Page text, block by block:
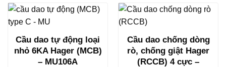
Cầu dao tự động loại
nhỏ 6KA Hager (MCB)
– MU106A
Cầu dao chống dòng
rò, chống giật Hager
(RCCB) 4 cực –